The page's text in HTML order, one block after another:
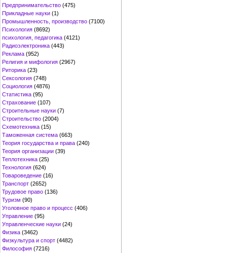
Предпринимательство (475)
Прикладные науки (1)
Промышленность, производство (7100)
Психология (8692)
психология, педагогика (4121)
Радиоэлектроника (443)
Реклама (952)
Религия и мифология (2967)
Риторика (23)
Сексология (748)
Социология (4876)
Статистика (95)
Страхование (107)
Строительные науки (7)
Строительство (2004)
Схемотехника (15)
Таможенная система (663)
Теория государства и права (240)
Теория организации (39)
Теплотехника (25)
Технология (624)
Товароведение (16)
Транспорт (2652)
Трудовое право (136)
Туризм (90)
Уголовное право и процесс (406)
Управление (95)
Управленческие науки (24)
Физика (3462)
Физкультура и спорт (4482)
Философия (7216)